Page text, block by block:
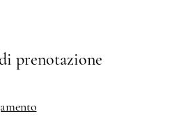
prenotazione